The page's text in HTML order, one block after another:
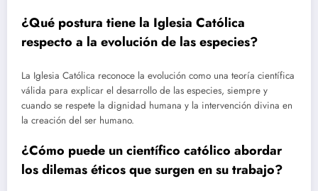
¿Qué postura tiene la Iglesia Católica
respecto a la evolución de las especies?
La Iglesia Católica reconoce la evolución como una teoría científica
válida para explicar el desarrollo de las especies, siempre y
cuando se respete la dignidad humana y la intervención divina en
la creación del ser humano.
¿Cómo puede un científico católico abordar
los dilemas éticos que surgen en su trabajo?